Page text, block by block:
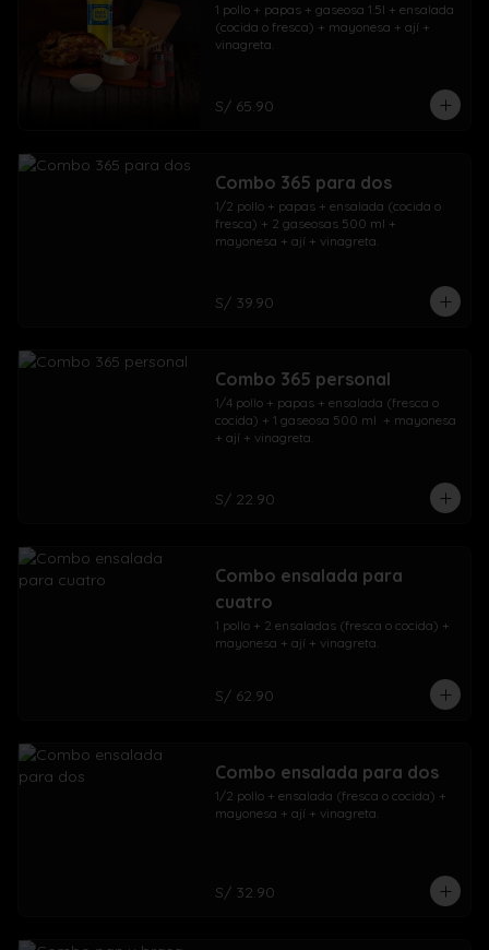
1 pollo + papas + gaseosa 1.5l + ensalada
(cocida o fresca) + mayonesa + ají +
vinagreta.
S/ 65.90
Combo 365 para dos
1/2 pollo + papas + ensalada (cocida o
fresca) + 2 gaseosas 500 ml +
mayonesa + ají + vinagreta.
S/ 39.90
Combo 365 personal
1/4 pollo + papas + ensalada (fresca o
cocida) + 1 gaseosa 500 ml  + mayonesa
+ ají + vinagreta.
S/ 22.90
Combo ensalada para
cuatro
1 pollo + 2 ensaladas (fresca o cocida) +
mayonesa + ají + vinagreta.
S/ 62.90
Combo ensalada para dos
1/2 pollo + ensalada (fresca o cocida) +
mayonesa + ají + vinagreta.
S/ 32.90